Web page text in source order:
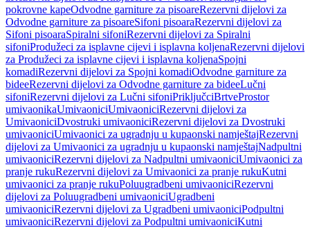
pokrovne kapeOdvodne garniture za pisoareRezervni dijelovi za
Odvodne garniture za pisoareSifoni pisoaraRezervni dijelovi za
Sifoni pisoaraSpiralni sifoniRezervni dijelovi za Spiralni
sifoniProdužeci za isplavne cijevi i isplavna koljenaRezervni dijelovi
za Produžeci za isplavne cijevi i isplavna koljenaSpojni
komadiRezervni dijelovi za Spojni komadiOdvodne garniture za
bideeRezervni dijelovi za Odvodne garniture za bideeLučni
sifoniRezervni dijelovi za Lučni sifoniPriključciBrtveProstor
umivaonikaUmivaoniciUmivaoniciRezervni dijelovi za
UmivaoniciDvostruki umivaoniciRezervni dijelovi za Dvostruki
umivaoniciUmivaonici za ugradnju u kupaonski namještajRezervni
dijelovi za Umivaonici za ugradnju u kupaonski namještajNadpultni
umivaoniciRezervni dijelovi za Nadpultni umivaoniciUmivaonici za
pranje rukuRezervni dijelovi za Umivaonici za pranje rukuKutni
umivaonici za pranje rukuPoluugradbeni umivaoniciRezervni
dijelovi za Poluugradbeni umivaoniciUgradbeni
umivaoniciRezervni dijelovi za Ugradbeni umivaoniciPodpultni
umivaoniciRezervni dijelovi za Podpultni umivaoniciKutni